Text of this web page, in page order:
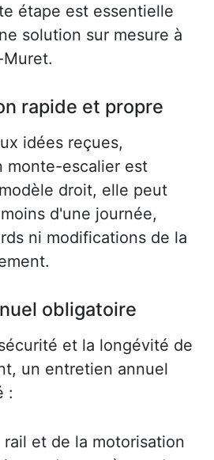
étape est essentielle
solution sur mesure à
rapide et propre
idées reçues,
monte-escalier est
droit, elle peut
d'une journée,
ni modifications de la
obligatoire
et la longévité de
un entretien annuel
:
et de la motorisation